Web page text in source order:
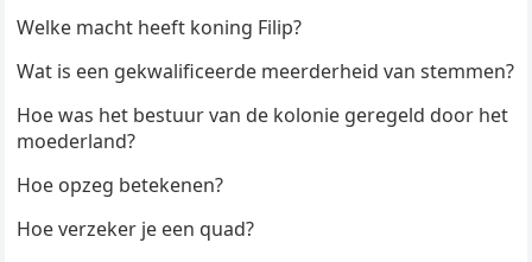
Welke macht heeft koning Filip?
Wat is een gekwalificeerde meerderheid van stemmen?
Hoe was het bestuur van de kolonie geregeld door het
moederland?
Hoe opzeg betekenen?
Hoe verzeker je een quad?